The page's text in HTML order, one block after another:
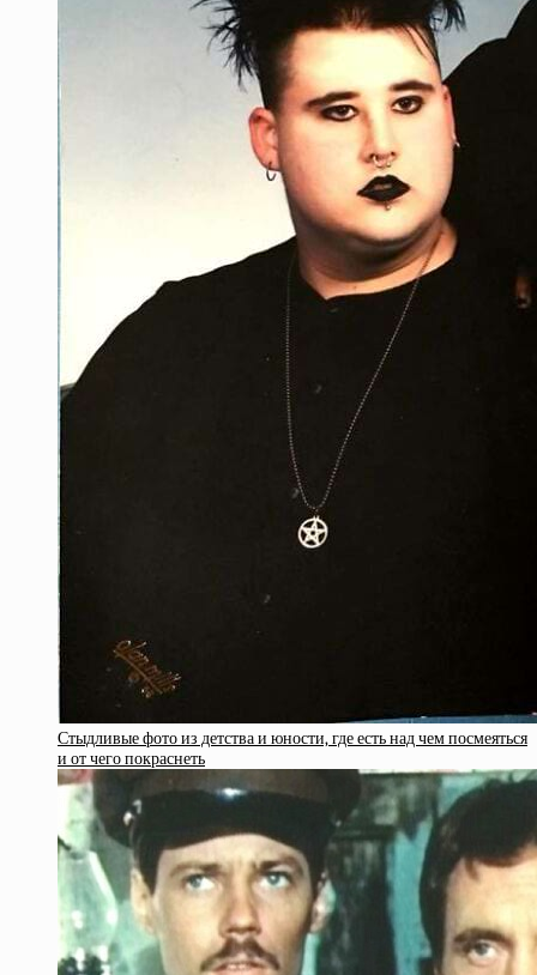
Стыдливые фото из детства и юности, где есть над чем посмеяться
и от чего покраснеть